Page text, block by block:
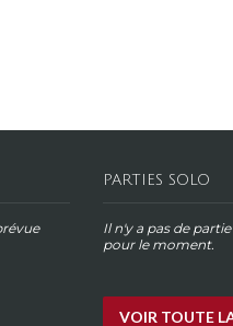
PARTIES SOLO
Il n'y a pas de
pour le moment.
VOIR TOUTE